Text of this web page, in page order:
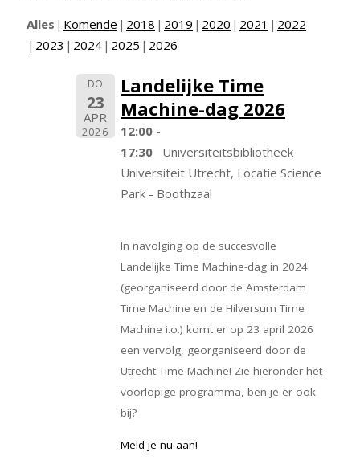
Alles Komende 2018 2019 2020 2021
2022
2023
2024 2025 2026
DO
23
APR
2026
Landelijke Time
Machine-dag 2026
12:00 -
17:30
Universiteitsbibliotheek
Universiteit Utrecht, Locatie Science
Park - Boothzaal
In navolging op de succesvolle
Landelijke Time Machine-dag in 2024
(georganiseerd door de Amsterdam
Time Machine en de Hilversum Time
Machine i.o.) komt er op 23 april 2026
een vervolg, georganiseerd door de
Utrecht Time Machine! Zie hieronder het
voorlopige programma, ben je er ook
bij?
Meld je nu aan!